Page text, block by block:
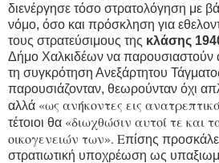
διενέργησε τόσο στρατολόγηση με
νόμο, όσο και πρόσκληση για
τους στρατεύσιμους της κλάσης
Δήμο Χαλκιδέων να παρουσιαστούν
τη συγκρότηση Ανεξάρτητου
παρουσιάζονταν, θεωρούνταν όχι
αλλά «ως ανήκοντες εις
τέτοιοι θα «διωχθώσιν αυτοί τε και
οικογενειών των». Επίσης
στρατιωτική υποχρέωση ως